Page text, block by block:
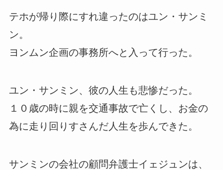
テホが帰り際にすれ違ったのはユン・サンミ
ン。
ヨンムン企画の事務所へと入って行った。
ユン・サンミン、彼の人生も悲惨だった。
１０歳の時に親を交通事故で亡くし、お金の
為に走り回りすさんだ人生を歩んできた。
サンミンの会社の顧問弁護士イェジュンは、